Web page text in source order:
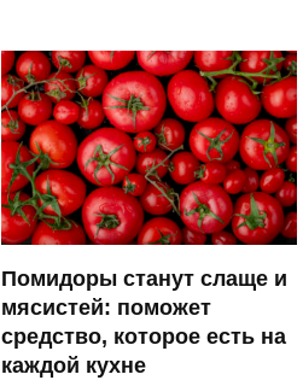
Помидоры станут слаще и
мясистей: поможет
средство, которое есть на
каждой кухне